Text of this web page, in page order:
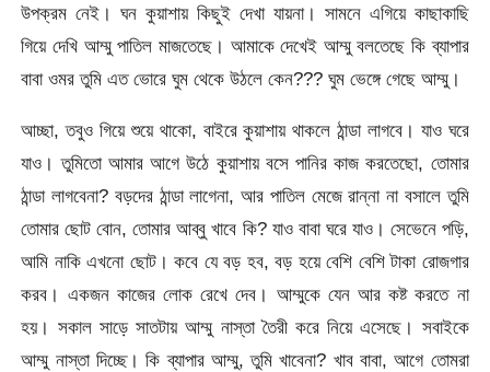
উপক্রম নেই। ঘন কুয়াশায় কিছুই দেখা যায়না। সামনে এগিয়ে কাছাকাছি
গিয়ে দেখি আম্মু পাতিল মাজতেছে। আমাকে দেখেই আম্মু বলতেছে কি ব্যাপার
বাবা ওমর তুমি এত ভোরে ঘুম থেকে উঠলে কেন??? ঘুম ভেঙ্গে গেছে আম্মু।
আচ্ছা, তবুও গিয়ে শুয়ে থাকো, বাইরে কুয়াশায় থাকলে ঠান্ডা লাগবে। যাও ঘরে
যাও। তুমিতো আমার আগে উঠে কুয়াশায় বসে পানির কাজ করতেছো, তোমার
ঠান্ডা লাগবেনা? বড়দের ঠান্ডা লাগেনা, আর পাতিল মেজে রান্না না বসালে তুমি
তোমার ছোট বোন, তোমার আব্বু খাবে কি? যাও বাবা ঘরে যাও। সেভেনে পড়ি,
আমি নাকি এখনো ছোট। কবে যে বড় হব, বড় হয়ে বেশি বেশি টাকা রোজগার
করব। একজন কাজের লোক রেখে দেব। আম্মুকে যেন আর কষ্ট করতে না
হয়। সকাল সাড়ে সাতটায় আম্মু নাস্তা তৈরী করে নিয়ে এসেছে। সবাইকে
আম্মু নাস্তা দিচ্ছে। কি ব্যাপার আম্মু, তুমি খাবেনা? খাব বাবা, আগে তোমরা